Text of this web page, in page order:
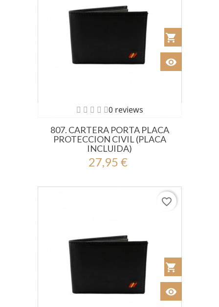
0 reviews
807. CARTERA PORTA PLACA
PROTECCION CIVIL (PLACA
INCLUIDA)
27,95 €
shopping_cart
visibility
shopping_cart
visibility
favorite_border